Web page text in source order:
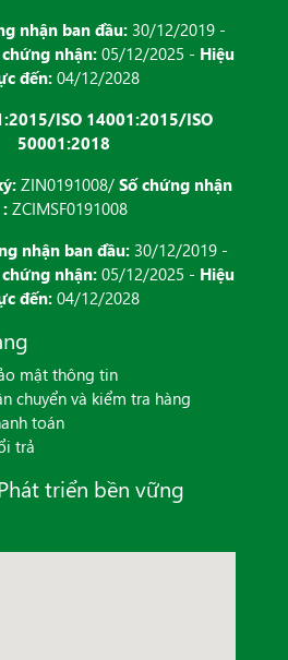
nhận ban đầu: 30/12/2019 -
nhận:05/12/2025 - Hiệu
đến:04/12/2028
ISO 14001:2015/ISO
50001:2018
ZIN0191008/ Số chứng nhận
: ZCIMSF0191008
nhận ban đầu: 30/12/2019 -
nhận:05/12/2025 - Hiệu
đến:04/12/2028
mật thông tin
chuyển và kiểm tra hàng
toán
trả
triển bền vững